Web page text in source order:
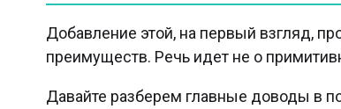
Добавление этой, на первый взгляд,
преимуществ. Речь идет не о
Давайте разберем главные доводы в